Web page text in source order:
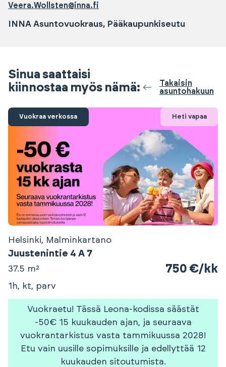
Veera.Wollsten@inna.fi
INNA Asuntovuokraus, Pääkaupunkiseutu
Sinua saattaisi
kiinnostaa myös nämä:
Takaisin
asuntohakuun
Vuokraa verkossa Heti vapaa
Helsinki, Malminkartano
Juustenintie 4 A 7
37.5 m² 750 €/kk
1h, kt, parv
Vuokraetu! Tässä Leona-kodissa säästät
-50€ 15 kuukauden ajan, ja seuraava
vuokrantarkistus vasta tammikuussa 2028!
Etu vain uusille sopimuksille ja edellyttää 12
kuukauden sitoutumista.